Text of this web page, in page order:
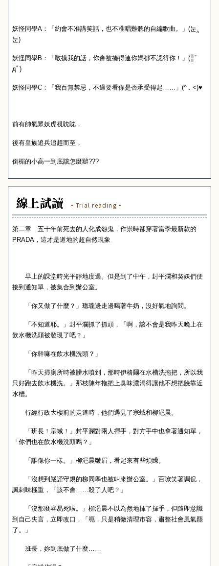
妖怪同學A ：「約會不准講笑話，也不准唱難聽的自編歌曲。」 (눈 ‸
눈)
妖怪同學B ：「敢摸我的話，你會被揍得連你媽都不認得你！」 (╬ﾟ
дﾟ )
妖怪同學C ：「我百無禁忌，不過要看你是否承受得起……」 (^ . <)♥
前有帥氣眾妖虎視眈眈，
後有皇族追兵追趕而至，
倒楣的小高一到底該怎麼辦???
線上試讀 ·Trial reading·
第二章 五十年前死去的人化成怨鬼，作祟時卻穿著當季最新款的
PRADA ，這才是道地的超自然現象
早上的課堂時光平靜地度過。但是到了中午，封平瀾和契妖們便
接到通知單，被集合到辦公室。
「你又做了什麼？」璁瓏邊走邊喝著牛奶，沒好氣地詢問。
「不知道耶。」封平瀾抓了抓頭，「啊，該不會是我昨天晚上在
飲水機洗頭被發現了吧？」
「你幹嘛在飲水機洗頭？」
「昨天掃廁所時被髒水噴到，那時伊格爾在水槽洗拖把，所以我
只好跑去飲水機洗。」那枝陳年拖把上臭味濃濁得讓他不想把臉靠近
水槽。
行經行政大樓前的走道時，他們遇見了宗蜮和柳浥晨。
「班長！宗蜮！」封平瀾對兩人揮手，對方手中也拿著通知單，
「你們也在飲水機洗頭嗎？」
「誰像你一樣。」柳浥晨皺眉，看起來有些煩躁。
「沒想到嚴謹守規的柳同學也被叫來辦公室。」百嘹笑著調侃，
諷刺味極重，「該不會……殺了人吧？」
「沒那麼容易死啦。」柳浥晨不以為然地揮了揮手，但隨即意識
到自己失言，立即改口，「呃，只是稍微清理市容，肅整社會風氣罷
了。」
班長，妳到底做了什麼……